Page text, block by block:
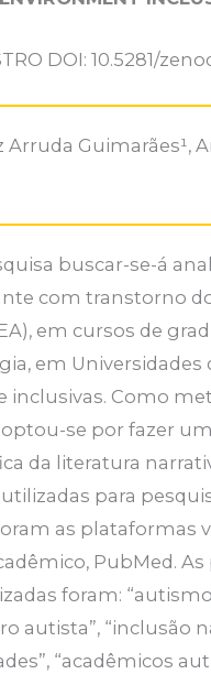
DOI: 10.5281/
Arruda Guimarães¹,
buscar-se-á
com transtorno
em cursos de
em Universidades
inclusivas. Como
se por fazer
da literatura
para
as plataformas
PubMed. As
foram:
autista”, “inclusão
“acadêmicos